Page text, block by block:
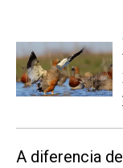
A diferencia